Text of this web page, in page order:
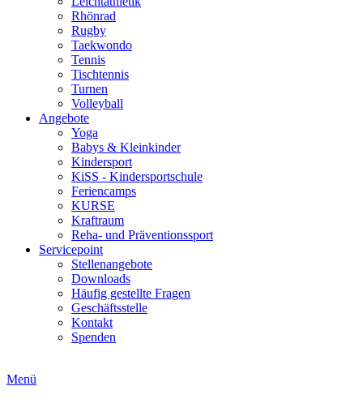
Rhönrad
Rugby
Taekwondo
Tennis
Tischtennis
Turnen
Volleyball
Angebote
Yoga
Babys & Kleinkinder
Kindersport
KiSS - Kindersportschule
Feriencamps
KURSE
Kraftraum
Reha- und Präventionssport
Servicepoint
Stellenangebote
Downloads
Häufig gestellte Fragen
Geschäftsstelle
Kontakt
Spenden
Menü